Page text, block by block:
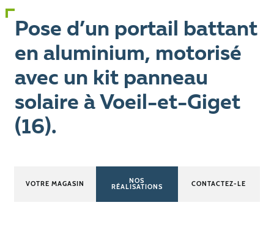
Pose d’un portail battant
en aluminium, motorisé
avec un kit panneau
solaire à Voeil-et-Giget
(16).
VOTRE MAGASIN NOS
RÉALISATIONS CONTACTEZ-LE